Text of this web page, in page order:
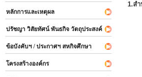
หลักการและเหตุผล
ปรัชญา วิสัยทัศน์ พันธกิจ วัตถุประสงค์
ข้อบังคับฯ / ประกาศฯ สหกิจศึกษา
โครงสร้างองค์กร
1.ส